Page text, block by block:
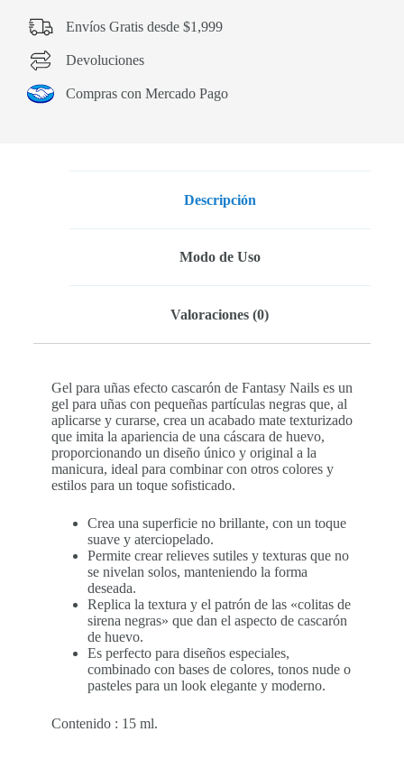
Envíos Gratis desde $1,999
Devoluciones
Compras con Mercado Pago
Descripción
Modo de Uso
Valoraciones (0)
Gel para uñas efecto cascarón de Fantasy Nails es un
gel para uñas con pequeñas partículas negras que, al
aplicarse y curarse, crea un acabado mate texturizado
que imita la apariencia de una cáscara de huevo,
proporcionando un diseño único y original a la
manicura, ideal para combinar con otros colores y
estilos para un toque sofisticado.
Crea una superficie no brillante, con un toque
suave y aterciopelado.
Permite crear relieves sutiles y texturas que no
se nivelan solos, manteniendo la forma
deseada.
Replica la textura y el patrón de las «colitas de
sirena negras» que dan el aspecto de cascarón
de huevo.
Es perfecto para diseños especiales,
combinado con bases de colores, tonos nude o
pasteles para un look elegante y moderno.
Contenido : 15 ml.